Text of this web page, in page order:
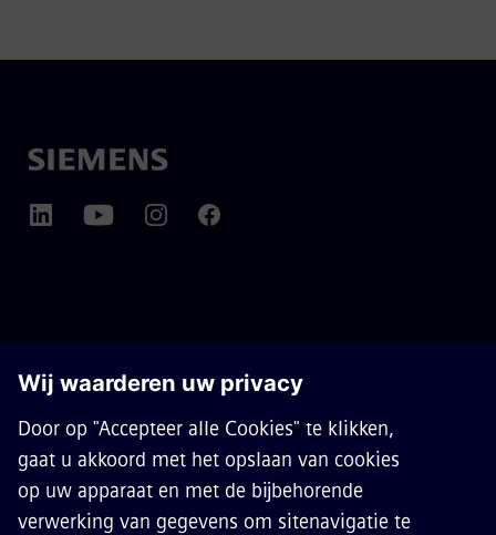
CONTACT
CARRIÈRES